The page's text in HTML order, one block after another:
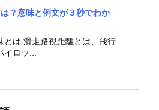
は？意味と例文が３秒でわか
とは 滑走路視距離とは、飛行
ロッ...